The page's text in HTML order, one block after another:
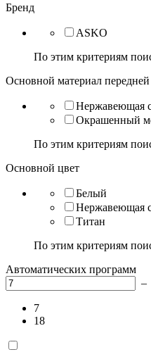
Бренд
ASKO
По этим критериям
Основной материал
Нержавеющая
Окрашенный
По этим критериям
Основной цвет
Белый
Нержавеющая
Титан
По этим критериям
Автоматических программ
–
7
18